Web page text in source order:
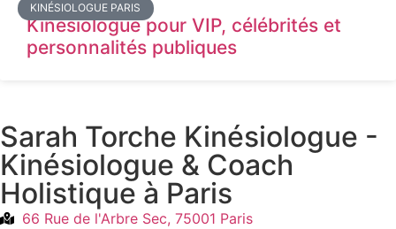
KINÉSIOLOGUE PARIS
Kinésiologue pour VIP, célébrités et
personnalités publiques
Sarah Torche Kinésiologue -
Kinésiologue & Coach
Holistique à Paris
66 Rue de l'Arbre Sec, 75001 Paris